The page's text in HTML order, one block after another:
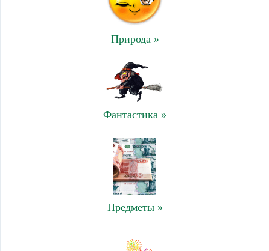
Природа »
Фантастика »
Предметы »